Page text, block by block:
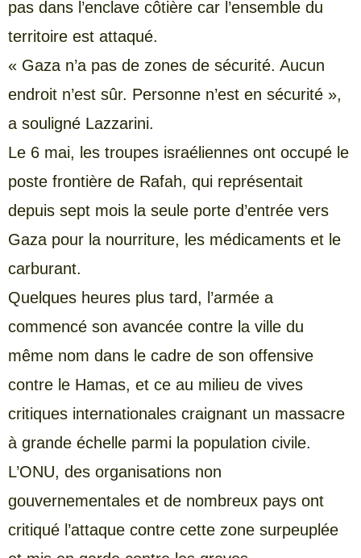
pas dans l’enclave côtière car l’ensemble du
territoire est attaqué.
« Gaza n’a pas de zones de sécurité. Aucun
endroit n’est sûr. Personne n’est en sécurité »,
a souligné Lazzarini.
Le 6 mai, les troupes israéliennes ont occupé le
poste frontière de Rafah, qui représentait
depuis sept mois la seule porte d’entrée vers
Gaza pour la nourriture, les médicaments et le
carburant.
Quelques heures plus tard, l’armée a
commencé son avancée contre la ville du
même nom dans le cadre de son offensive
contre le Hamas, et ce au milieu de vives
critiques internationales craignant un massacre
à grande échelle parmi la population civile.
L’ONU, des organisations non
gouvernementales et de nombreux pays ont
critiqué l’attaque contre cette zone surpeuplée